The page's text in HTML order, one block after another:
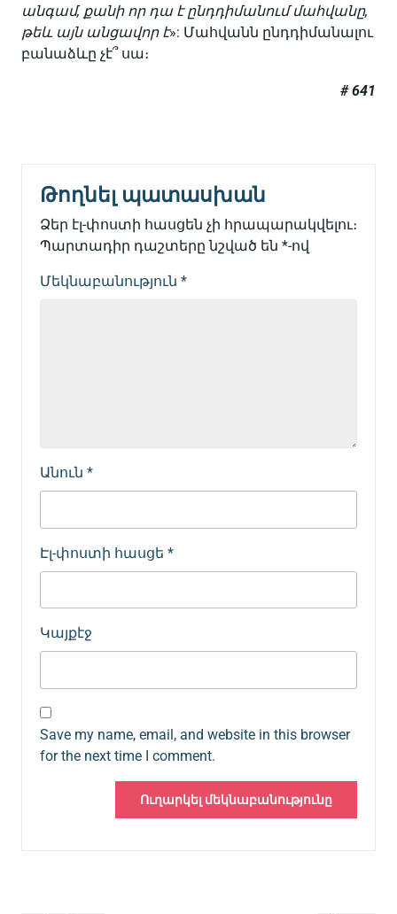
անգամ, քանի որ դա է ընդդիմանում մահվանը,
թեև այն անցավոր է»: Մահվանն ընդդիմանալու
բանաձևը չէ՞ սա։
# 641
Թողնել պատասխան
Ձեր էլ-փոստի հասցեն չի հրապարակվելու։
Պարտադիր դաշտերը նշված են *-ով
Մեկնաբանություն *
Անուն *
Էլ-փոստի հասցե *
Կայքէջ
Save my name, email, and website in this browser
for the next time I comment.